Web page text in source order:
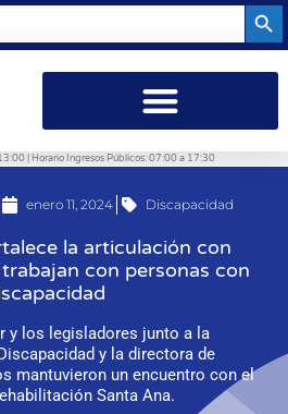
| Horario Ingresos Públicos: 07:00 a 17:30
enero 11, 2024 Discapacidad
la articulación con
con personas con
y los legisladores junto a la
y la directora de
mantuvieron un encuentro con el
Santa Ana.